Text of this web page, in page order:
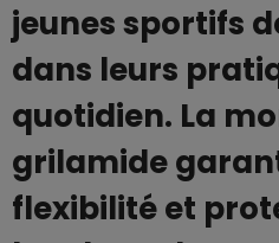
jeunes sportifs
dans leurs
quotidien. La
grilamide
flexibilité et